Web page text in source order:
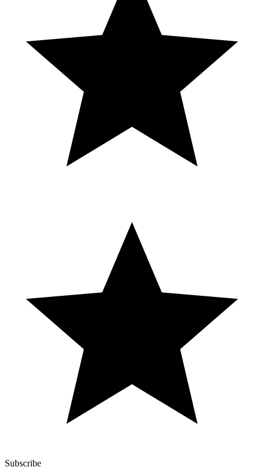
Subscribe